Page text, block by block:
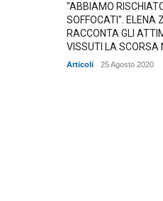
"ABBIAMO
SOFFOCATI". ELENA
RACCONTA GLI
VISSUTI LA SCORSA
Articoli 25 Agosto 2020